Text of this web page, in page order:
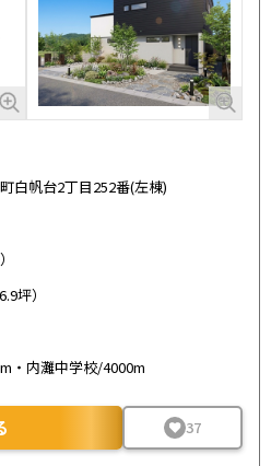
白帆台2丁目252番(左棟)
坪）
・内灘中学校/4000m
37